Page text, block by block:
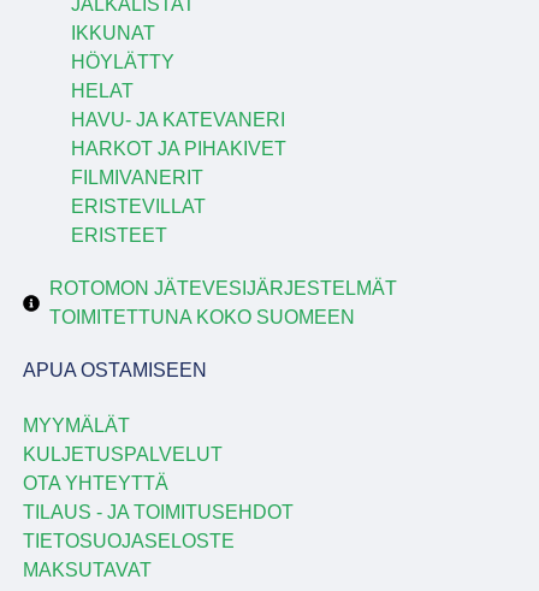
JALKALISTAT
IKKUNAT
HÖYLÄTTY
HELAT
HAVU- JA KATEVANERI
HARKOT JA PIHAKIVET
FILMIVANERIT
ERISTEVILLAT
ERISTEET
ROTOMON JÄTEVESIJÄRJESTELMÄT
TOIMITETTUNA KOKO SUOMEEN
APUA OSTAMISEEN
MYYMÄLÄT
KULJETUSPALVELUT
OTA YHTEYTTÄ
TILAUS - JA TOIMITUSEHDOT
TIETOSUOJASELOSTE
MAKSUTAVAT